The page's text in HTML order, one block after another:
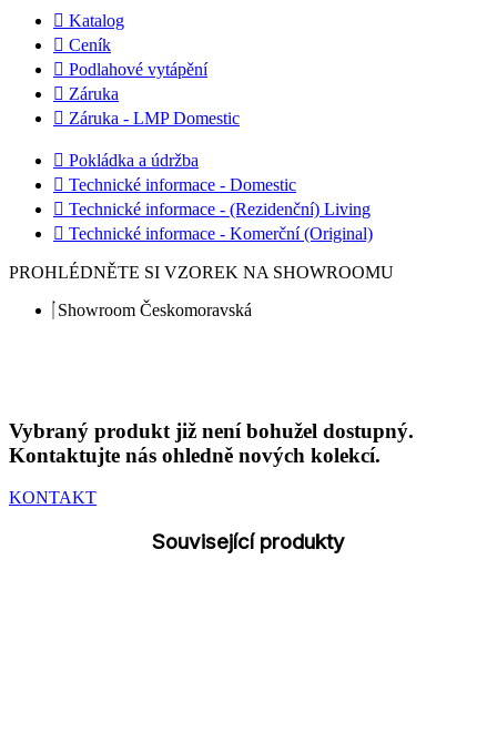
Katalog
Ceník
Podlahové vytápění
Záruka
Záruka - LMP Domestic
Pokládka a údržba
Technické informace - Domestic
Technické informace - (Rezidenční) Living
Technické informace - Komerční (Original)
PROHLÉDNĚTE SI VZOREK NA SHOWROOMU
Showroom Českomoravská
Vybraný produkt již není bohužel dostupný.
Kontaktujte nás ohledně nových kolekcí.
KONTAKT
Související produkty